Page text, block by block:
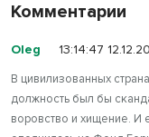
Комментарии
Oleg 13:14:47
В цивилизованных
должность был бы
воровство и хищение. И